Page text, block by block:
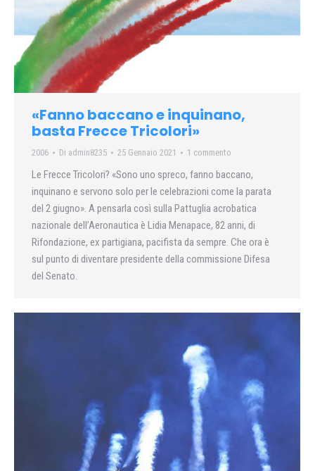
«Fanno baccano e inquinano,
basta Frecce Tricolori»
2006 Di admin8235 25 Gennaio 2021 1 commento
Le Frecce Tricolori? «Sono uno spreco, fanno baccano,
inquinano e servono solo per le celebrazioni come la parata
del 2 giugno». A pensarla così sulla Pattuglia acrobatica
nazionale dell’Aeronautica è Lidia Menapace, 82 anni, di
Rifondazione, ex partigiana, pacifista da sempre. Che ora è
sul punto di diventare presidente della commissione Difesa
del Senato.